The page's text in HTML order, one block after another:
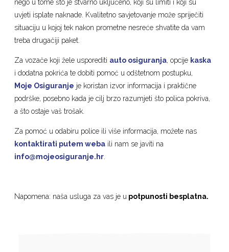
nego u tome što je stvarno uključeno, koji su limiti i koji su
uvjeti isplate naknade. Kvalitetno savjetovanje može spriječiti
situaciju u kojoj tek nakon prometne nesreće shvatite da vam
treba drugačiji paket.
Za vozače koji žele usporediti auto osiguranja, opcije kaska
i dodatna pokrića te dobiti pomoć u odštetnom postupku,
Moje Osiguranje je koristan izvor informacija i praktične
podrške, posebno kada je cilj brzo razumjeti što polica pokriva,
a što ostaje vaš trošak.
Za pomoć u odabiru police ili više informacija, možete nas
kontaktirati putem weba ili nam se javiti na
info@mojeosiguranje.hr.
Napomena: naša usluga za vas je u potpunosti besplatna.